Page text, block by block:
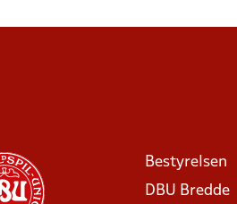
Bestyrelsen
DBU Bredde